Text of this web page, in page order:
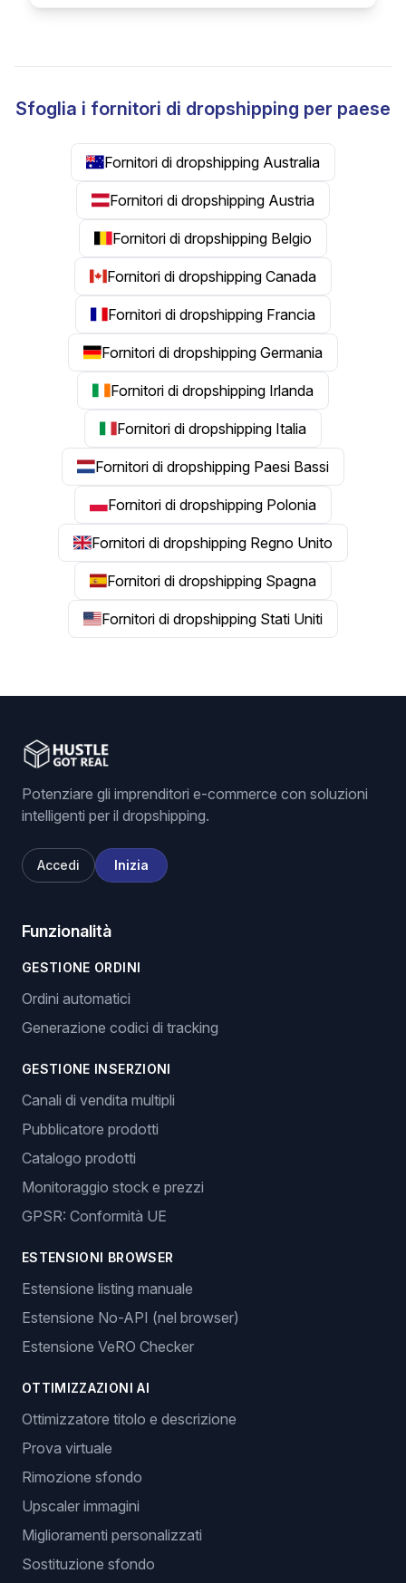
Sfoglia i fornitori di dropshipping per paese
Fornitori di dropshipping Australia
Fornitori di dropshipping Austria
Fornitori di dropshipping Belgio
Fornitori di dropshipping Canada
Fornitori di dropshipping Francia
Fornitori di dropshipping Germania
Fornitori di dropshipping Irlanda
Fornitori di dropshipping Italia
Fornitori di dropshipping Paesi Bassi
Fornitori di dropshipping Polonia
Fornitori di dropshipping Regno Unito
Fornitori di dropshipping Spagna
Fornitori di dropshipping Stati Uniti
Potenziare gli imprenditori e-commerce con soluzioni
intelligenti per il dropshipping.
Accedi Inizia
Funzionalità
GESTIONE ORDINI
Ordini automatici
Generazione codici di tracking
GESTIONE INSERZIONI
Canali di vendita multipli
Pubblicatore prodotti
Catalogo prodotti
Monitoraggio stock e prezzi
GPSR: Conformità UE
ESTENSIONI BROWSER
Estensione listing manuale
Estensione No-API (nel browser)
Estensione VeRO Checker
OTTIMIZZAZIONI AI
Ottimizzatore titolo e descrizione
Prova virtuale
Rimozione sfondo
Upscaler immagini
Miglioramenti personalizzati
Sostituzione sfondo